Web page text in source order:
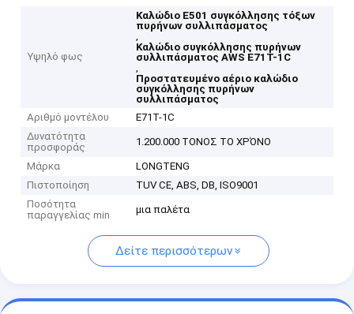
Υψηλό φως
Καλώδιο E501 συγκόλλησης τόξων
πυρήνων συλλιπάσματος
,
Καλώδιο συγκόλλησης πυρήνων
συλλιπάσματος AWS E71T-1C
,
Προστατευμένο αέριο καλώδιο
συγκόλλησης πυρήνων
συλλιπάσματος
Αριθμό μοντέλου
E71T-1C
Δυνατότητα
προσφοράς
1.200.000 ΤΟΝΟΣ ΤΟ ΧΡΌΝΟ
Μάρκα
LONGTENG
Πιστοποίηση
TUV CE, ABS, DB, ISO9001
Ποσότητα
παραγγελίας min
μια παλέτα
Δείτε περισσότερων